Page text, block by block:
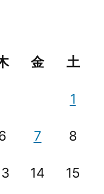
金 土
1
7 8
14 15